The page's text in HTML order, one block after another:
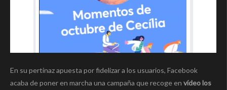
En su pertinaz apuesta por fidelizar a los usuarios, Facebook
acaba de poner en marcha una campaña que recoge en vídeo los